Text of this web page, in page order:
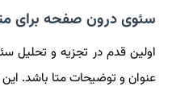
سئوی درون صفحه برای
اولین قدم در تجزیه و تحلیل
عنوان و توضیحات متا باشد. این